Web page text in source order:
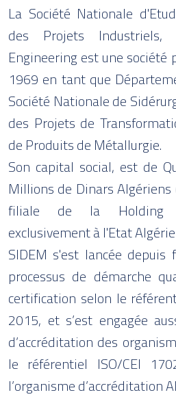
La Société Nationale
des Projets Industriels,
Engineering est une société
1969 en tant que
Société Nationale de
des Projets de
de Produits de Métallurgie.
Son capital social, est de
Millions de Dinars
filiale de la Holding
exclusivement à l'Etat
SIDEM s'est lancée
processus de démarche
certification selon le
2015, et s’est engagée
d’accréditation des
le référentiel ISO/CEI
l’organisme d’accréditation